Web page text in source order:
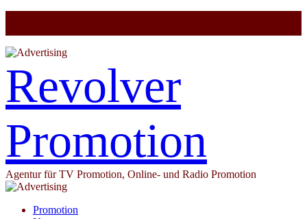
Revolver
Promotion
Agentur für TV Promotion, Online- und Radio Promotion
Promotion